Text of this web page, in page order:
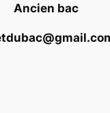
Ancien bac